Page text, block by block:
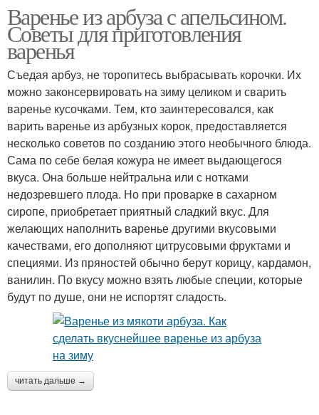
Варенье из арбуза с апельсином.
Советы для приготовления
варенья
Съедая арбуз, не торопитесь выбрасывать корочки. Их
можно законсервировать на зиму целиком и сварить
варенье кусочками. Тем, кто заинтересовался, как
варить варенье из арбузных корок, предоставляется
несколько советов по созданию этого необычного блюда.
Сама по себе белая кожура не имеет выдающегося
вкуса. Она больше нейтральна или с нотками
недозревшего плода. Но при проварке в сахарном
сиропе, приобретает приятный сладкий вкус. Для
желающих наполнить варенье другими вкусовыми
качествами, его дополняют цитрусовыми фруктами и
специями. Из пряностей обычно берут корицу, кардамон,
ванилин. По вкусу можно взять любые специи, которые
будут по душе, они не испортят сладость.
читать дальше →